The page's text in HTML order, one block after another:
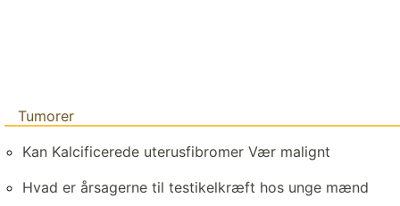
Tumorer
Kan Kalcificerede uterusfibromer Vær malignt
Hvad er årsagerne til testikelkræft hos unge mænd